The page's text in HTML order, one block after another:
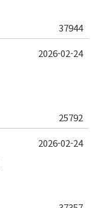
37944
25792
2026-02-24
2026-02-24